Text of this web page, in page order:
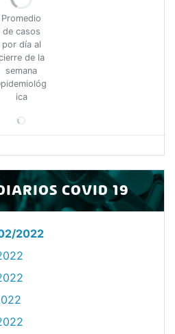
Promedio
de casos
por día al
de la
semana
ica
COVID 19
2022